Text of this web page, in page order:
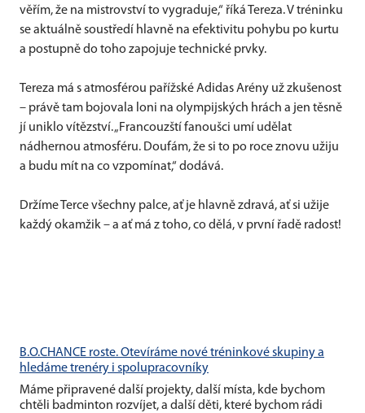
věřím, že na mistrovství to vygraduje,“ říká Tereza. V tréninku
se aktuálně soustředí hlavně na efektivitu pohybu po kurtu
a postupně do toho zapojuje technické prvky.
Tereza má s atmosférou pařížské Adidas Arény už zkušenost
– právě tam bojovala loni na olympijských hrách a jen těsně
jí uniklo vítězství. „Francouzští fanoušci umí udělat
nádhernou atmosféru. Doufám, že si to po roce znovu užiju
a budu mít na co vzpomínat,“ dodává.
Držíme Terce všechny palce, ať je hlavně zdravá, ať si užije
každý okamžik – a ať má z toho, co dělá, v první řadě radost!
B.O.CHANCE roste. Otevíráme nové tréninkové skupiny a
hledáme trenéry i spolupracovníky
Máme připravené další projekty, další místa, kde bychom
chtěli badminton rozvíjet, a další děti, které bychom rádi